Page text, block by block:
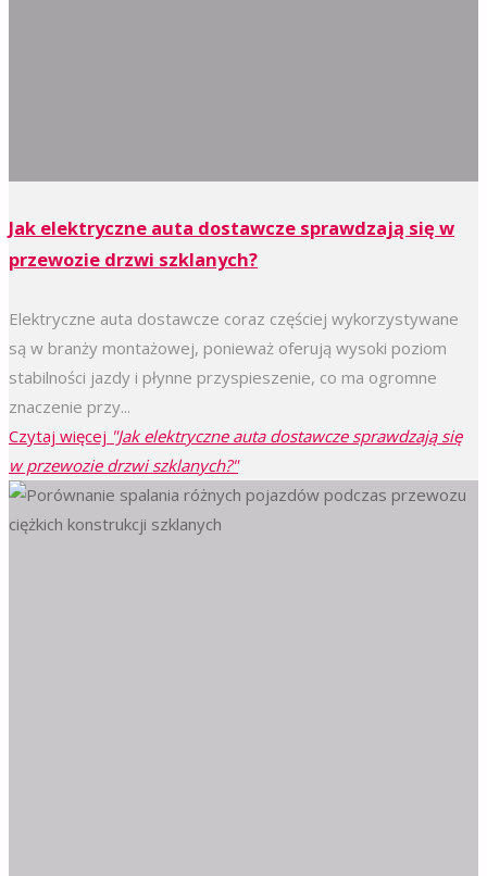
Jak elektryczne auta dostawcze sprawdzają się w
przewozie drzwi szklanych?
Elektryczne auta dostawcze coraz częściej wykorzystywane
są w branży montażowej, ponieważ oferują wysoki poziom
stabilności jazdy i płynne przyspieszenie, co ma ogromne
znaczenie przy...
Czytaj więcej "Jak elektryczne auta dostawcze sprawdzają się
w przewozie drzwi szklanych?"